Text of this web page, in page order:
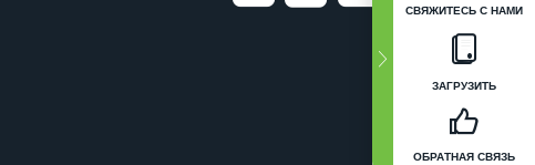
СВЯЖИТЕСЬ С НАМИ
ЗАГРУЗИТЬ
ОБРАТНАЯ СВЯЗЬ